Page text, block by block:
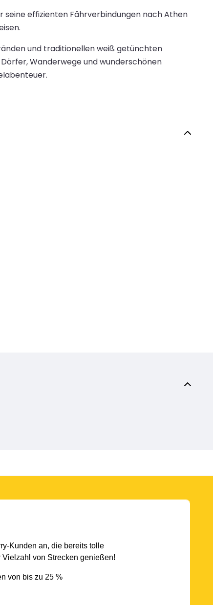
seine effizienten Fährverbindungen nach Athen
und traditionellen weiß getünchten
Wanderwege und wunderschönen
Kunden an, die bereits tolle
von Strecken genießen!
von bis zu 25 %